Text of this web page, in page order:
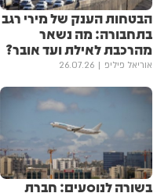
הבטחות הענק של מירי רגב
בתחבורה: מה נשאר
מהרכבת לאילת ועד אובר?
אוריאל פיליפ 26.07.26
בשורה לנוסעים: חברת